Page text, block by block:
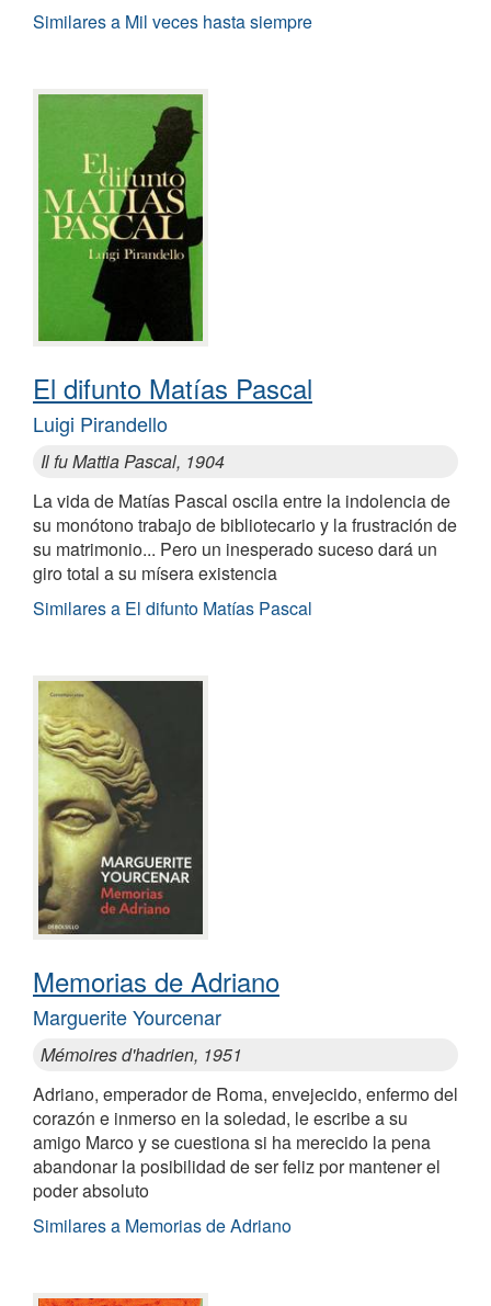
Similares a Mil veces hasta siempre
El difunto Matías Pascal
Luigi Pirandello
Il fu Mattia Pascal, 1904
La vida de Matías Pascal oscila entre la indolencia de
su monótono trabajo de bibliotecario y la frustración de
su matrimonio... Pero un inesperado suceso dará un
giro total a su mísera existencia
Similares a El difunto Matías Pascal
Memorias de Adriano
Marguerite Yourcenar
Mémoires d'hadrien, 1951
Adriano, emperador de Roma, envejecido, enfermo del
corazón e inmerso en la soledad, le escribe a su
amigo Marco y se cuestiona si ha merecido la pena
abandonar la posibilidad de ser feliz por mantener el
poder absoluto
Similares a Memorias de Adriano